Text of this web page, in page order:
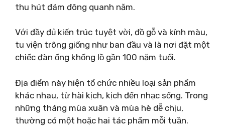
thu hút đám đông quanh năm.
Với đầy đủ kiến ​​trúc tuyệt vời, đồ gỗ và kính màu,
tu viện trông giống như ban đầu và là nơi đặt một
chiếc đàn ống khổng lồ gần 100 năm tuổi.
Địa điểm này hiện tổ chức nhiều loại sản phẩm
khác nhau, từ hài kịch, kịch đến nhạc sống. Trong
những tháng mùa xuân và mùa hè dễ chịu,
thường có một hoặc hai tác phẩm mỗi tuần.